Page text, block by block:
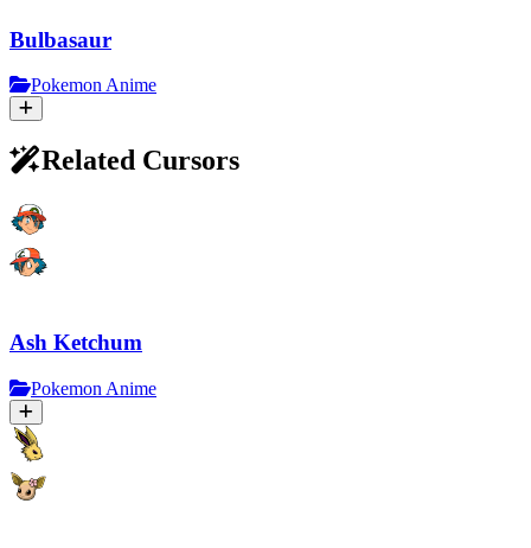
Bulbasaur
Pokemon Anime
Related Cursors
Ash Ketchum
Pokemon Anime